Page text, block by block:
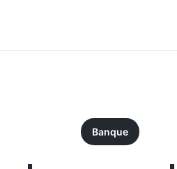
Banque